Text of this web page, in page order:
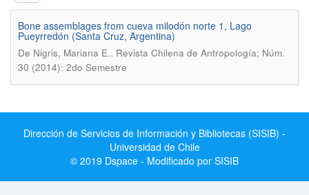
Bone assemblages from cueva milodón norte 1, Lago
Pueyrredón (Santa Cruz, Argentina)
De Nigris, Mariana E.. Revista Chilena de Antropología; Núm.
30 (2014): 2do Semestre
Dirección de Servicios de Información y Bibliotecas (SISIB) -
Universidad de Chile
© 2019 Dspace - Modificado por SISIB